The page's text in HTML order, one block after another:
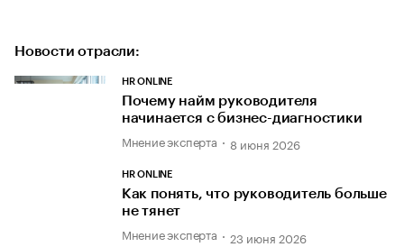
Новости отрасли:
HR ONLINE
Почему найм руководителя
начинается с бизнес-диагностики
Мнение эксперта 8 июня 2026
HR ONLINE
Как понять, что руководитель больше
не тянет
Мнение эксперта 23 июня 2026